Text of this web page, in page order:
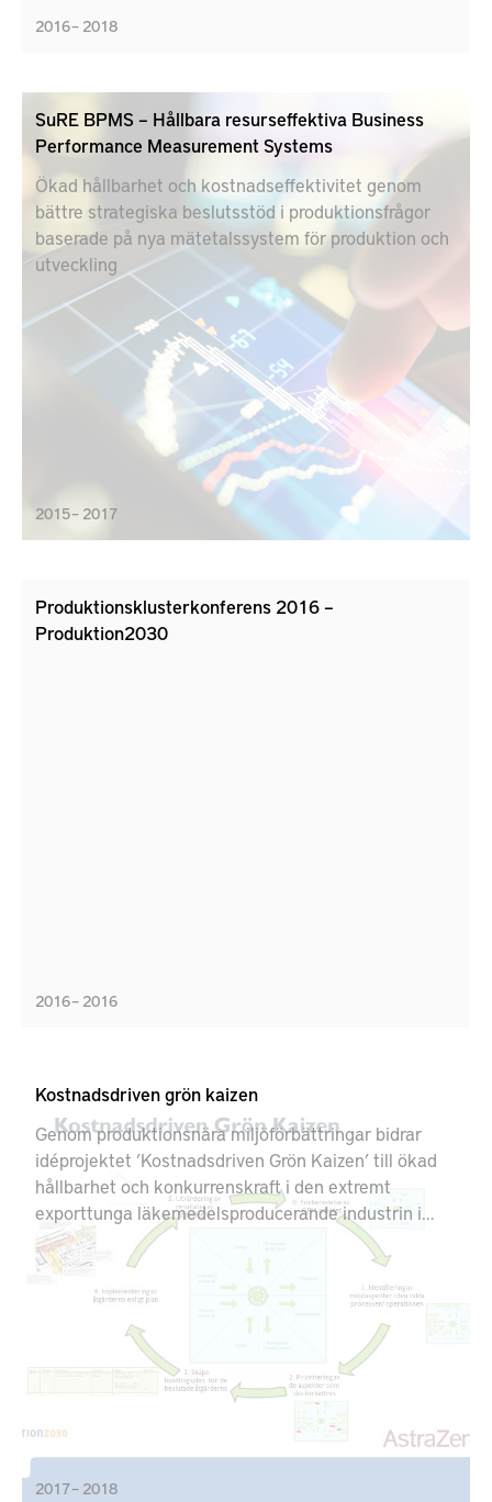
2016 – 2018
SuRE BPMS – Hållbara resurseffektiva Business
Performance Measurement Systems
Ökad hållbarhet och kostnadseffektivitet genom
bättre strategiska beslutsstöd i produktionsfrågor
baserade på nya mätetalssystem för produktion och
utveckling
2015 – 2017
Produktionsklusterkonferens 2016 –
Produktion2030
2016 – 2016
Kostnadsdriven grön kaizen
Genom produktionsnära miljöförbättringar bidrar
idéprojektet ’Kostnadsdriven Grön Kaizen’ till ökad
hållbarhet och konkurrenskraft i den extremt
exporttunga läkemedelsproducerande industrin i
Sverige. Med ett brett engagemang för
miljöförbättringar hos alla medarbetare ökar
resurseffektiviteten och hållbarheten samtidigt som
kostnaderna minskar och attraktiviteten och
varumärket för branschen stärks. Idéprojektet har
genomförts av AstraZeneca och KTH. Idéprojektet
finansieras av Vinnovas Produktion2030.
2017 – 2018